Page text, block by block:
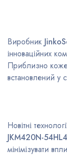
Виробник
інноваційних
Приблизно
встановлений у
Новітні
JKM420N-54HL4
мінімізувати